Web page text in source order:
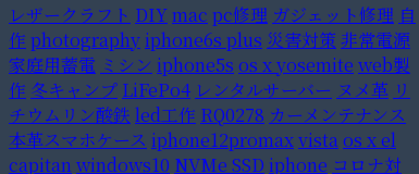
レザークラフト DIYmac pc修理 ガジェット修理 自
作 photography iphone6s plus 災害対策非常電源
家庭用蓄電 ミシン iphone5s os x yosemite web製
作 冬キャンプ LiFePo4 レンタルサーバー ヌメ革 リ
チウムリン酸鉄 led工作 RQ0278 カーメンテナンス
本革スマホケース iphone12promaxvista os x el
capitan windows10 NVMe SSD iphone コロナ対